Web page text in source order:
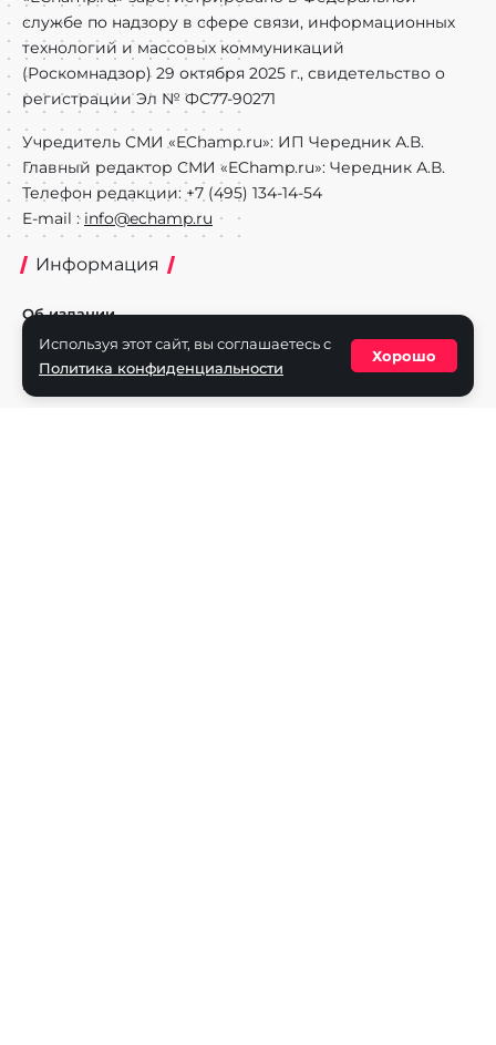
службе по надзору в сфере связи, информационных
технологий и массовых коммуникаций
(Роскомнадзор) 29 октября 2025 г., свидетельство о
регистрации Эл № ФС77-90271
Учредитель СМИ «EChamp.ru»: ИП Чередник А.В.
Главный редактор СМИ «EChamp.ru»: Чередник А.В.
Телефон редакции: +7 (495) 134-14-54
E-mail : info@echamp.ru
Информация
Об издании
Реклама на портале
Политика конфиденциальности
Используя этот сайт, вы соглашаетесь с
Политика конфиденциальности
Хорошо